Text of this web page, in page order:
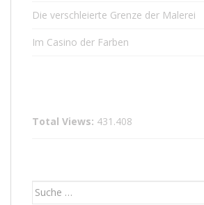
Die verschleierte Grenze der Malerei
Im Casino der Farben
Total Views: 431.408
Suche